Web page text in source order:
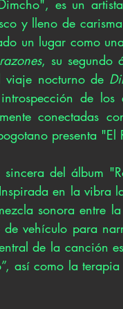
es un
y lleno de
un lugar como
, su segundo
viaje nocturno de
de los
conectadas
presenta "El
del álbum
en la vibra
sonora entre
vehículo para
de la canción
así como la